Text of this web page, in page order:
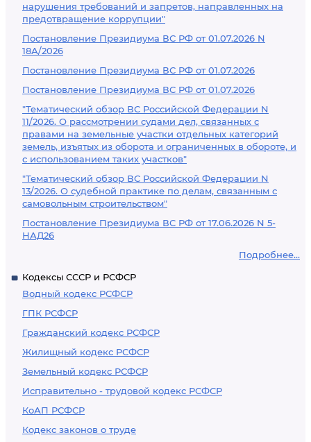
нарушения требований и запретов, направленных на
предотвращение коррупции"
Постановление Президиума ВС РФ от 01.07.2026 N
18А/2026
Постановление Президиума ВС РФ от 01.07.2026
Постановление Президиума ВС РФ от 01.07.2026
"Тематический обзор ВС Российской Федерации N
11/2026. О рассмотрении судами дел, связанных с
правами на земельные участки отдельных категорий
земель, изъятых из оборота и ограниченных в обороте, и
с использованием таких участков"
"Тематический обзор ВС Российской Федерации N
13/2026. О судебной практике по делам, связанным с
самовольным строительством"
Постановление Президиума ВС РФ от 17.06.2026 N 5-
НАД26
Подробнее...
Кодексы СССР и РСФСР
Водный кодекс РСФСР
ГПК РСФСР
Гражданский кодекс РСФСР
Жилищный кодекс РСФСР
Земельный кодекс РСФСР
Исправительно - трудовой кодекс РСФСР
КоАП РСФСР
Кодекс законов о труде